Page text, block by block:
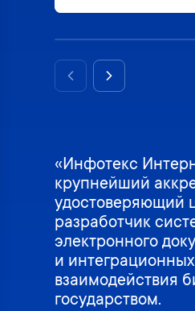
Previous slideNext slide
«Инфотекс
крупнейший
удостоверяющий
разработчик
электронного
и
взаимодействия
государством.